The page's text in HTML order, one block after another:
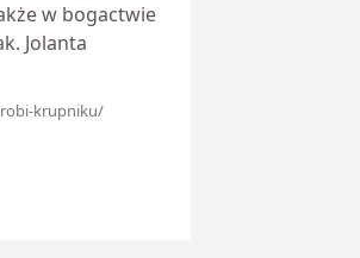
w bogactwie
Jolanta
krupniku/